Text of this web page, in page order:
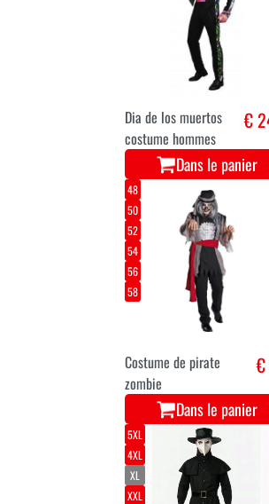
Dia de los muertos
costume hommes
€
Dans le panier
48
50
52
54
56
58
Costume de pirate
zombie
Dans le panier
5XL
4XL
XL
XXL